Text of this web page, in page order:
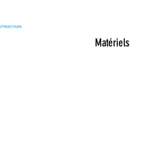
Matériels